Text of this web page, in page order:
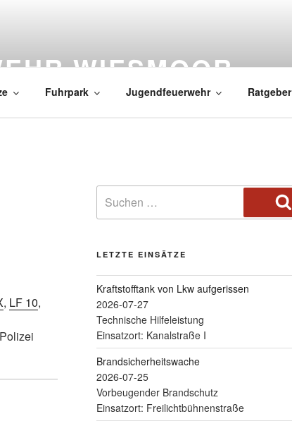
WIESMOOR
Fuhrpark Jugendfeuerwehr Ratgeber
, LF 10,
LETZTE EINSÄTZE
Kraftstofftank von Lkw aufgerissen
2026-07-27
Technische Hilfeleistung
Einsatzort: Kanalstraße I
Brandsicherheitswache
2026-07-25
Vorbeugender Brandschutz
Einsatzort: Freilichtbühnenstraße